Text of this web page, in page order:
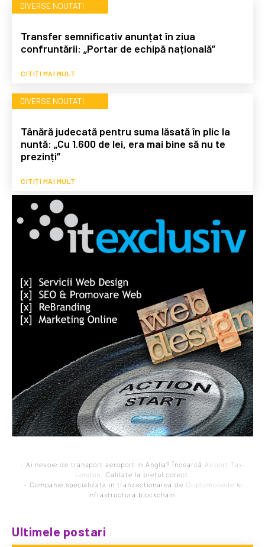
DIVERSE NOUTATI
Transfer semnificativ anunțat în ziua
confruntării: „Portar de echipă națională”
CITIȚI MAI MULT
DIVERSE NOUTATI
Tânără judecată pentru suma lăsată în plic la
nuntă: „Cu 1.600 de lei, era mai bine să nu te
prezinți”
CITIȚI MAI MULT
- Ai nevoie de transport aeroport in Anglia? Încearcă Airport Taxi
London
. Calitate la prețul corect.
- Companie specializata in tranzactionarea de Criptomonede si
infrastructura blockchain.
Ultimele postari